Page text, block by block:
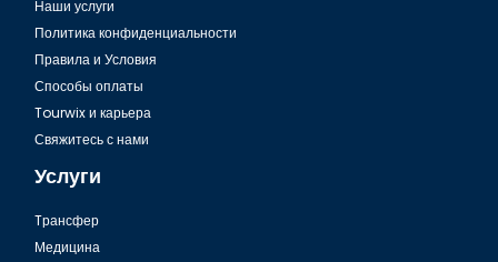
Наши услуги
Политика конфиденциальности
Правила и Условия
Способы оплаты
Tourwix и карьера
Свяжитесь с нами
Услуги
Tрансфер
Медицина